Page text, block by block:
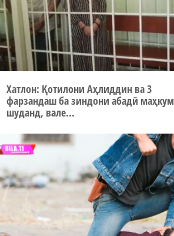
Хатлон: Қотилони Аҳлиддин ва 3
фарзандаш ба зиндони абадӣ маҳкум
шуданд, вале...